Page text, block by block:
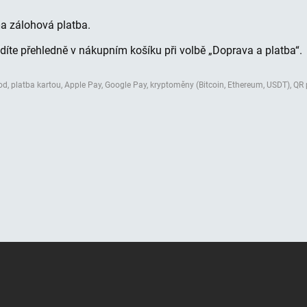
zálohová platba.
přehledně v nákupním košíku při volbě „Doprava a platba“.
platba kartou, Apple Pay, Google Pay, kryptoměny (Bitcoin, Ethereum, USDT),